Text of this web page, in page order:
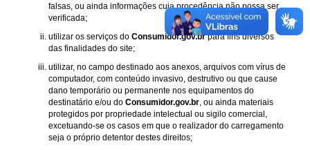
falsas, ou ainda informações cuja procedência não possa ser
verificada;
utilizar os serviços do Consumidor.gov.brpara fins diversos
das finalidades do site;
utilizar, no campo destinado aos anexos, arquivos com vírus de
computador, com conteúdo invasivo, destrutivo ou que cause
dano temporário ou permanente nos equipamentos do
destinatário e/ou do Consumidor.gov.br , ou ainda materiais
protegidos por propriedade intelectual ou sigilo comercial,
excetuando-se os casos em que o realizador do carregamento
seja o próprio detentor destes direitos;